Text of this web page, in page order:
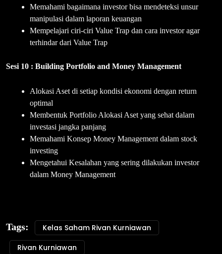
Memahami bagaimana investor bisa mendeteksi unsur
manipulasi dalam laporan keuangan
Mempelajari ciri-ciri Value Trap dan cara investor agar
terhindar dari Value Trap
Sesi 10 : Building Portfolio and Money Management
Alokasi Aset di setiap kondisi ekonomi dengan return
optimal
Membentuk Portfolio Alokasi Aset yang sehat dalam
investasi jangka panjang
Memahami Konsep Money Management dalam stock
investing
Mengetahui Kesalahan yang sering dilakukan investor
dalam Money Management
Tags:
Kelas Saham Rivan Kurniawan
Rivan Kurniawan